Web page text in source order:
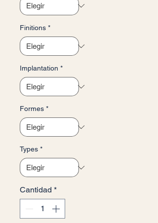
Finitions *
Implantation *
Formes *
Types *
Cantidad *